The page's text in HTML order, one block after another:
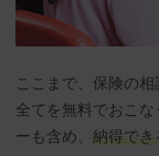
ここまで、保険の
全てを無料でおこ
ーも含め、 納得でき